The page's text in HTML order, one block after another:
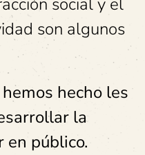
son algunos
hecho les
la
en público.